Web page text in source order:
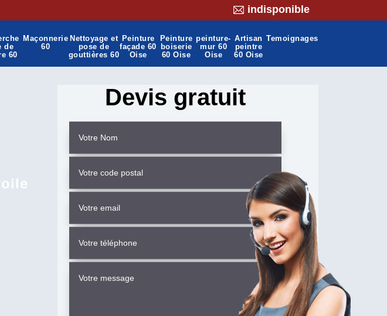
indisponible
de
60
Maçonnerie
60
Nettoyage et
pose de
gouttières 60
Peinture
façade 60
Oise
Peinture
boiserie
60 Oise
peinture-
mur 60
Oise
Artisan
peintre
60 Oise
Temoignages
Devis gratuit